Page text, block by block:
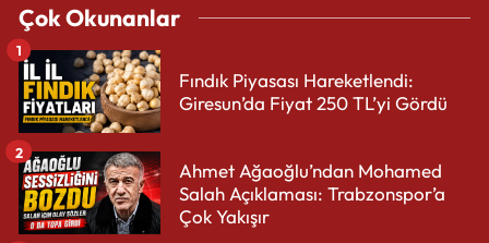
Çok Okunanlar
Fındık Piyasası Hareketlendi:
Giresun’da Fiyat 250 TL’yi Gördü
1
Ahmet Ağaoğlu’ndan Mohamed
Salah Açıklaması: Trabzonspor’a
Çok Yakışır
2